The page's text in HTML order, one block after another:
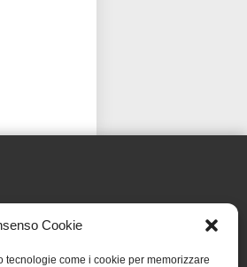
Cookie
come i cookie per memorizzare